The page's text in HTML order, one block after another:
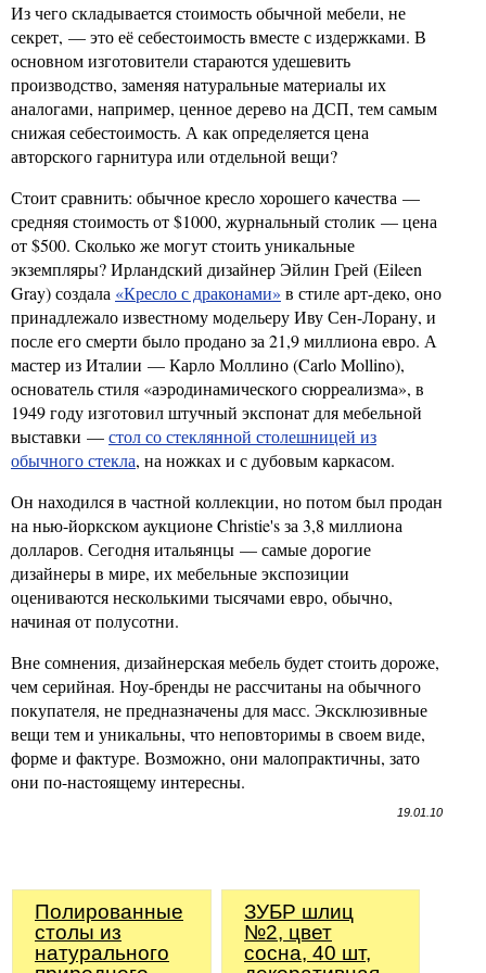
Из чего складывается стоимость обычной мебели, не
секрет, — это её себестоимость вместе с издержками. В
основном изготовители стараются удешевить
производство, заменяя натуральные материалы их
аналогами, например, ценное дерево на ДСП, тем самым
снижая себестоимость. А как определяется цена
авторского гарнитура или отдельной вещи?
Стоит сравнить: обычное кресло хорошего качества —
средняя стоимость от $1000, журнальный столик — цена
от $500. Сколько же могут стоить уникальные
экземпляры? Ирландский дизайнер Эйлин Грей (Eileen
Gray) создала «Кресло с драконами» в стиле арт-деко, оно
принадлежало известному модельеру Иву Сен-Лорану, и
после его смерти было продано за 21,9 миллиона евро. А
мастер из Италии — Карло Моллино (Carlo Mollino),
основатель стиля «аэродинамического сюрреализма», в
1949 году изготовил штучный экспонат для мебельной
выставки —стол со стеклянной столешницей из
обычного стекла, на ножках и с дубовым каркасом.
Он находился в частной коллекции, но потом был продан
на нью-йоркском аукционе Christie's за 3,8 миллиона
долларов. Сегодня итальянцы — самые дорогие
дизайнеры в мире, их мебельные экспозиции
оцениваются несколькими тысячами евро, обычно,
начиная от полусотни.
Вне сомнения, дизайнерская мебель будет стоить дороже,
чем серийная. Ноу-бренды не рассчитаны на обычного
покупателя, не предназначены для масс. Эксклюзивные
вещи тем и уникальны, что неповторимы в своем виде,
форме и фактуре. Возможно, они малопрактичны, зато
они по-настоящему интересны.
19.01.10
Полированные
столы из
натурального
ЗУБР шлиц
№2, цвет
сосна, 40 шт,